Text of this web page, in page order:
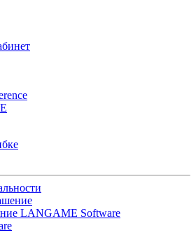
LANGAME Software